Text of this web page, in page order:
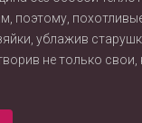
поэтому,
ублажив
не только свои,